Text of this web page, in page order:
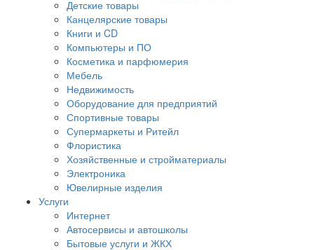
Детские товары
Канцелярские товары
Книги и CD
Компьютеры и ПО
Косметика и парфюмерия
Мебель
Недвижимость
Оборудование для предприятий
Спортивные товары
Супермаркеты и Ритейл
Флористика
Хозяйственные и стройматериалы
Электроника
Ювелирные изделия
Услуги
Интернет
Автосервисы и автошколы
Бытовые услуги и ЖКХ